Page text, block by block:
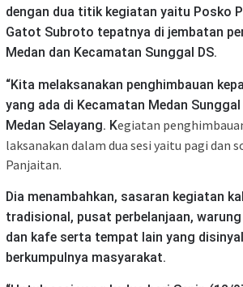
dengan dua titik kegiatan yaitu Posko
Gatot Subroto tepatnya di jembatan
Medan dan Kecamatan Sunggal DS.
“Kita melaksanakan penghimbauan
yang ada di Kecamatan Medan
Medan Selayang. Kegiatan
laksanakan dalam dua sesi yaitu pagi dan
Panjaitan.
Dia menambahkan, sasaran kegiatan
tradisional, pusat perbelanjaan,
dan kafe serta tempat lain yang
berkumpulnya masyarakat.